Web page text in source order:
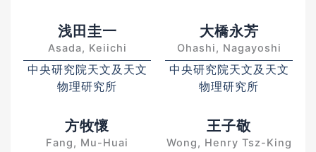
浅田圭一
Asada, Keiichi
中央研究院天文及天文
物理研究所
大橋永芳
Ohashi, Nagayoshi
中央研究院天文及天文
物理研究所
方牧懷
Fang, Mu-Huai
王子敬
Wong, Henry Tsz-King